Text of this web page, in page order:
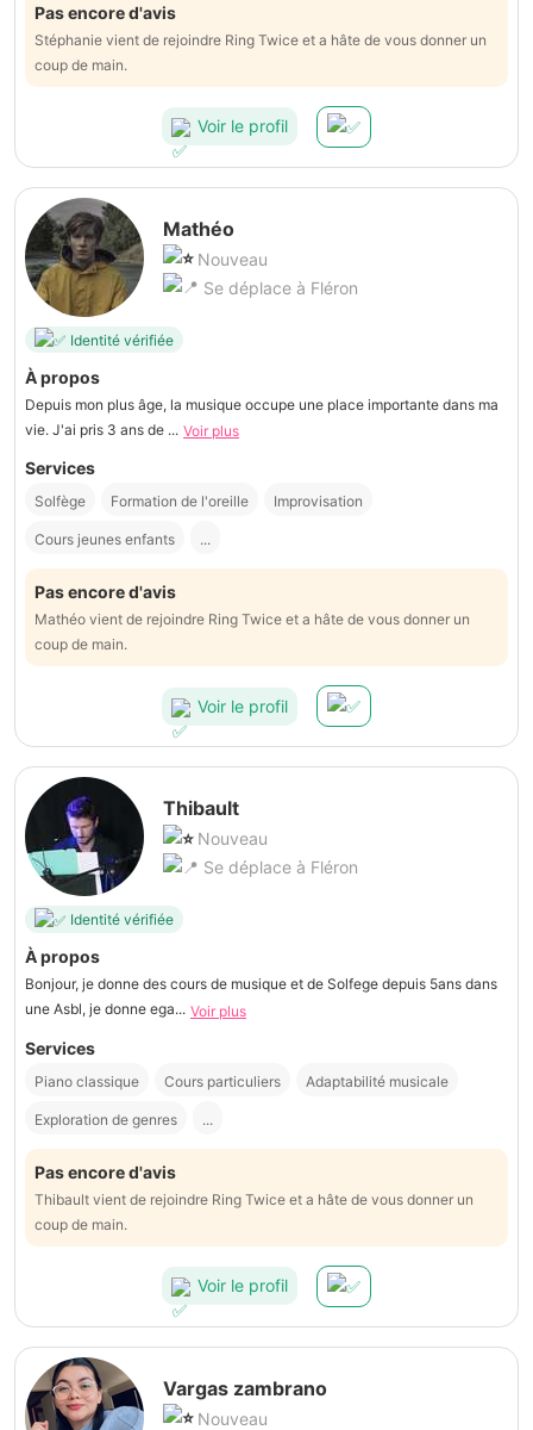
Pas encore d'avis
Stéphanie vient de rejoindre Ring Twice et a hâte de vous donner un
coup de main.
Voir le profil
Mathéo
Nouveau
Se déplace à Fléron
Identité vérifiée
À propos
Depuis mon plus âge, la musique occupe une place importante dans ma
vie. J'ai pris 3 ans de ... Voir plus
Services
Solfège Formation de l'oreille Improvisation
Cours jeunes enfants ...
Pas encore d'avis
Mathéo vient de rejoindre Ring Twice et a hâte de vous donner un
coup de main.
Voir le profil
Thibault
Nouveau
Se déplace à Fléron
Identité vérifiée
À propos
Bonjour, je donne des cours de musique et de Solfege depuis 5ans dans
une Asbl, je donne ega... Voir plus
Services
Piano classique Cours particuliers Adaptabilité musicale
Exploration de genres ...
Pas encore d'avis
Thibault vient de rejoindre Ring Twice et a hâte de vous donner un
coup de main.
Voir le profil
Vargas zambrano
Nouveau